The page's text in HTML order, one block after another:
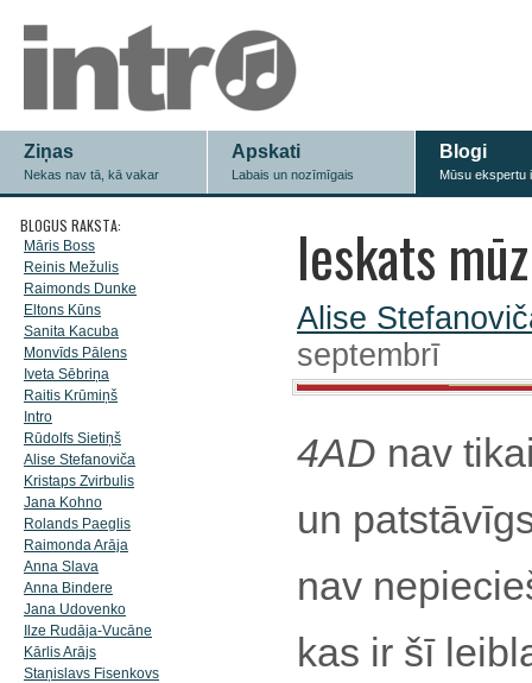
Ziņas
Nekas nav tā, kā vakar
Apskati
Labais un nozīmīgais
Blogi
Mūsu ekspertu
BLOGUS RAKSTA:
Māris Boss
Reinis Mežulis
Raimonds Dunke
Eltons Kūns
Sanita Kacuba
Monvīds Pālens
Iveta Sēbriņa
Raitis Krūmiņš
Intro
Rūdolfs Sietiņš
Alise Stefanoviča
Kristaps Zvirbulis
Jana Kohno
Rolands Paeglis
Raimonda Arāja
Anna Slava
Anna Bindere
Jana Udovenko
Ilze Rudāja-Vucāne
Kārlis Arājs
Staņislavs Fisenkovs
Ieskats
Alise
septembrī
4AD nav
un
nav
kas ir šī